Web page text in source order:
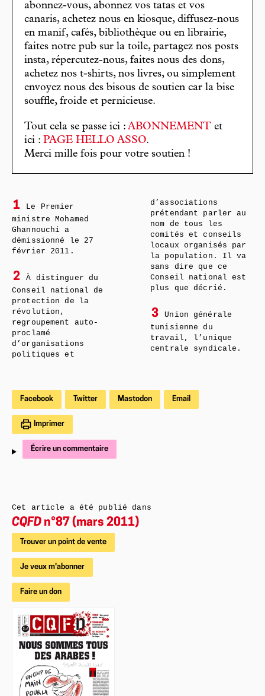
abonnez-vous, abonnez vos tatas et vos
canaris, achetez nous en kiosque, diffusez-nous
en manif, cafés, bibliothèque ou en librairie,
faites notre pub sur la toile, partagez nos posts
insta, répercutez-nous, faites nous des dons,
achetez nos t-shirts, nos livres, ou simplement
envoyez nous des bisous de soutien car la bise
souffle, froide et pernicieuse.
Tout cela se passe ici : ABONNEMENT et
ici : PAGE HELLO ASSO.
Merci mille fois pour votre soutien !
1
Le Premier
ministre Mohamed
Ghannouchi a
démissionné le 27
février 2011.
2
À distinguer du
Conseil national de
protection de la
révolution,
regroupement auto-
proclamé
d’organisations
politiques et
d’associations
prétendant parler au
nom de tous les
comités et conseils
locaux organisés par
la population. Il va
sans dire que ce
Conseil national est
plus que décrié.
3
Union générale
tunisienne du
travail, l’unique
centrale syndicale.
Facebook Twitter Mastodon Email
Imprimer
Écrire un commentaire
Cet article a été publié dans
CQFD n°87 (mars 2011)
Trouver un point de vente
Je veux m'abonner
Faire un don